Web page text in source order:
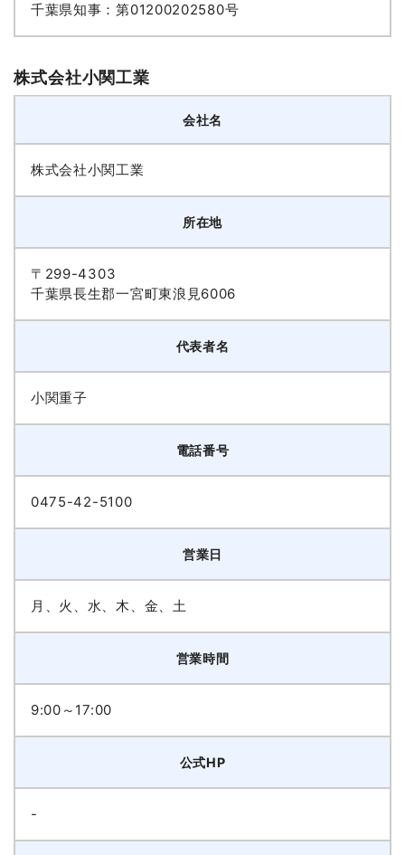
千葉県知事：第01200202580号
株式会社小関工業
会社名
株式会社小関工業
所在地
〒299-4303
千葉県長生郡一宮町東浪見6006
代表者名
小関重子
電話番号
0475-42-5100
営業日
月、火、水、木、金、土
営業時間
9:00～17:00
公式HP
-